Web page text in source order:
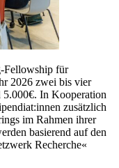
Fellowship für
2026 zwei bis vier
5.000€. In Kooperation
zusätzlich
im Rahmen ihrer
basierend auf den
Recherche«